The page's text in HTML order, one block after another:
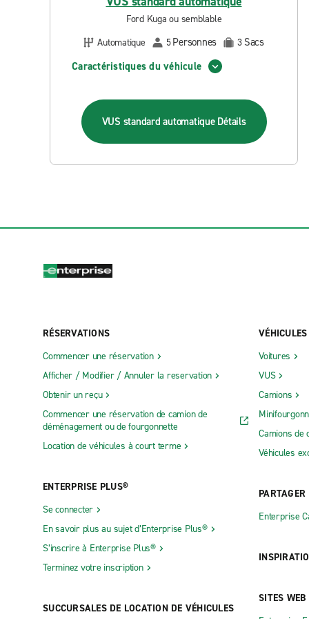
Ford Kuga ou semblable
Automatique
5Personnes 3 Sacs
Caractéristiques du véhicule
VUS standard automatique Détails
RÉSERVATIONS
Commencer une réservation
Afficher / Modifier / Annuler la reservation
Obtenir un reçu
Commencer une réservation de camion de
déménagement ou de fourgonnette
Location de véhicules à court terme
ENTERPRISE PLUS®
Se connecter
En savoir plus au sujet d’Enterprise Plus®
S’inscrire à Enterprise Plus®
Terminez votre inscription
SUCCURSALES DE LOCATION DE VÉHICULES
VÉHICULES
Voitures
VUS
Camions
Camions de
Véhicules
PARTAGER
Enterprise
SITES